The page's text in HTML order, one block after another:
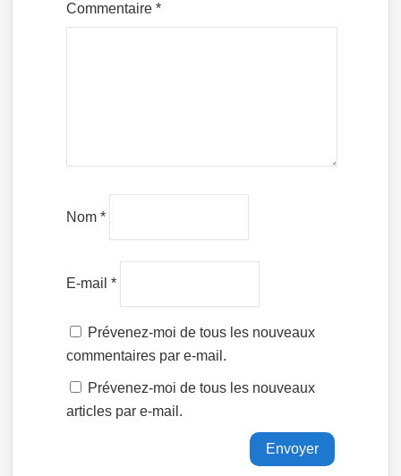
Commentaire*
Nom*
E-mail*
Prévenez-moi de tous les nouveaux
commentaires par e-mail.
Prévenez-moi de tous les nouveaux
articles par e-mail.